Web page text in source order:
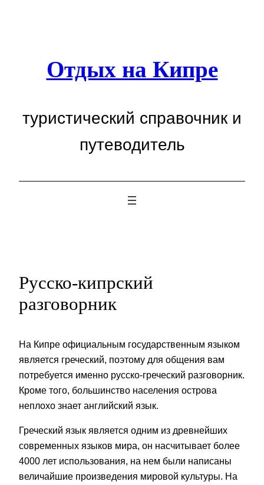
Отдых на Кипре
туристический справочник и
путеводитель
Русско-кипрский
разговорник
На Кипре официальным государственным языком
является греческий, поэтому для общения вам
потребуется именно русско-греческий разговорник.
Кроме того, большинство населения острова
неплохо знает английский язык.
Греческий язык является одним из древнейших
современных языков мира, он насчитывает более
4000 лет использования, на нем были написаны
величайшие произведения мировой культуры. На